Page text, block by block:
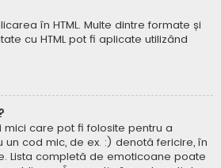
în HTML. Multe dintre formate și
cu HTML pot fi aplicate utilizând
mici care pot fi folosite pentru a
un cod mic, de ex. :) denotă fericire, în
Lista completă de emoticoane poate